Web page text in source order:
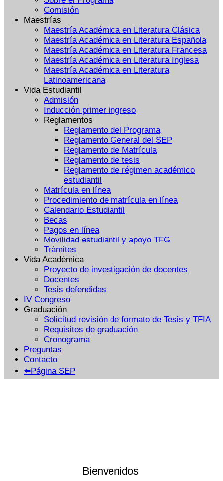
Comisión
Maestrías
Maestría Académica en Literatura Clásica
Maestría Académica en Literatura Española
Maestría Académica en Literatura Francesa
Maestría Académica en Literatura Inglesa
Maestría Académica en Literatura
Latinoamericana
Vida Estudiantil
Admisión
Inducción primer ingreso
Reglamentos
Reglamento del Programa
Reglamento General del SEP
Reglamento de Matrícula
Reglamento de tesis
Reglamento de régimen académico
estudiantil
Matrícula en línea
Procedimiento de matrícula en línea
Calendario Estudiantil
Becas
Pagos en línea
Movilidad estudiantil y apoyo TFG
Trámites
Vida Académica
Proyecto de investigación de docentes
Docentes
Tesis defendidas
IV Congreso
Graduación
Solicitud revisión de formato de Tesis y TFIA
Requisitos de graduación
Cronograma
Preguntas
Contacto
⬅️Página SEP
Bienvenidos